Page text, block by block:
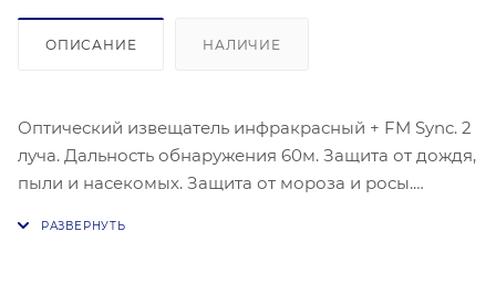
ОПИСАНИЕ НАЛИЧИЕ
Оптический извещатель инфракрасный + FM Sync. 2
луча. Дальность обнаружения 60м. Защита от дождя,
пыли и насекомых. Защита от мороза и росы.